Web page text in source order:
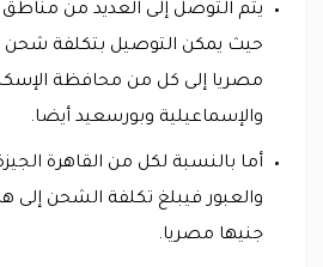
يتم التوصل إلى العديد من
مصريا إلى كل من محافظة
والإسماعيلية وبورسعيد أيضا.
أما بالنسبة لكل من القاهرة
جنيها مصريا.